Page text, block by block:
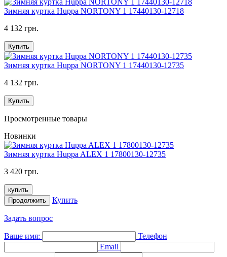
Зимняя куртка Huppa NORTONY 1 17440130-12718
4 132 грн.
Купить
Зимняя куртка Huppa NORTONY 1 17440130-12735
4 132 грн.
Купить
Просмотренные товары
Новинки
Зимняя куртка Huppa ALEX 1 17800130-12735
3 420 грн.
купить
Продолжить
Купить
Задать вопрос
Ваше имя:
Телефон
Email